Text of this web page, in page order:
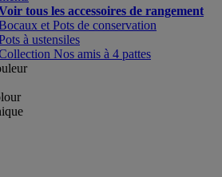
tous les accessoires de rangement
et Pots de conservation
à ustensiles
Nos amis à 4 pattes